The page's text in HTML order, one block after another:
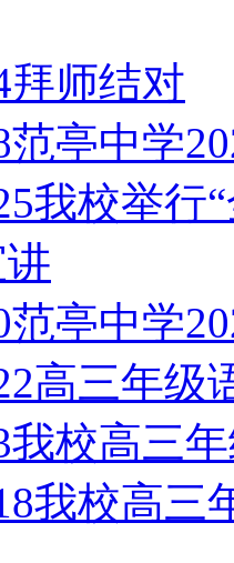
拜师结对
范亭中学
我校举行
范亭中学
高三年
我校高三
我校高三